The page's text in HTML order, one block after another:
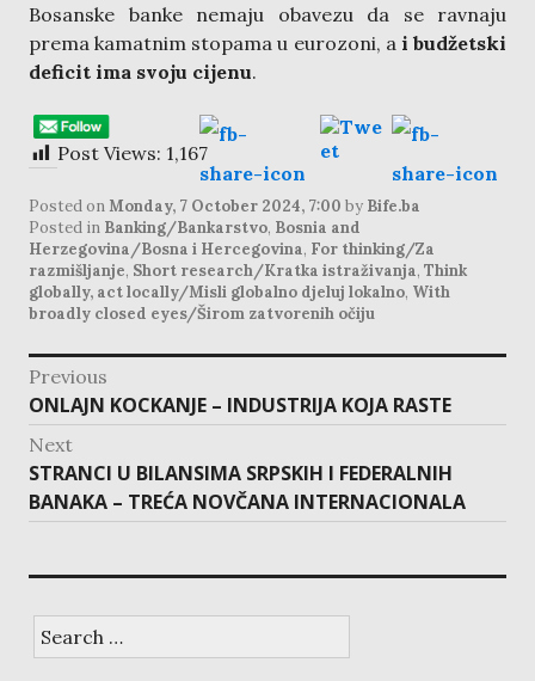
Bosanske banke nemaju obavezu da se ravnaju
prema kamatnim stopama u eurozoni, a i budžetski
deficit ima svoju cijenu.
Post Views: 1,167
Posted on Monday, 7 October 2024, 7:00 by Bife.ba
Posted in Banking/Bankarstvo, Bosnia and
Herzegovina/Bosna i Hercegovina, For thinking/Za
razmišljanje, Short research/Kratka istraživanja, Think
globally, act locally/Misli globalno djeluj lokalno, With
broadly closed eyes/Širom zatvorenih očiju
post
navigation
Previous
Previous
post:
ONLAJN KOCKANJE – INDUSTRIJA KOJA RASTE
Next
Next
post:
STRANCI U BILANSIMA SRPSKIH I FEDERALNIH
BANAKA – TREĆA NOVČANA INTERNACIONALA
for: